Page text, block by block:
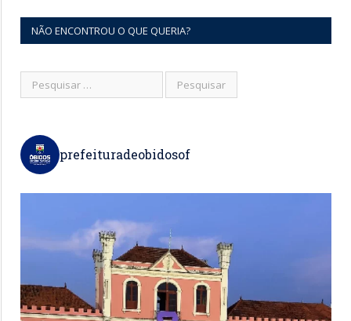
NÃO ENCONTROU O QUE QUERIA?
prefeituradeobidosof